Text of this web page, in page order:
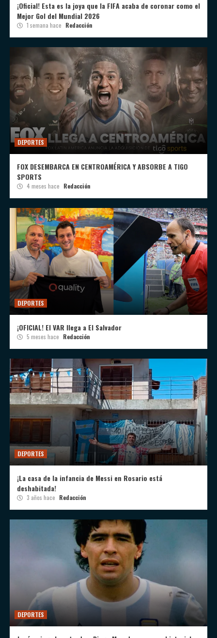
¡Oficial! Esta es la joya que la FIFA acaba de coronar como el
Mejor Gol del Mundial 2026
1 semana hace Redacción
DEPORTES
FOX DESEMBARCA EN CENTROAMÉRICA Y ABSORBE A TIGO
SPORTS
4 meses hace Redacción
DEPORTES
¡OFICIAL! El VAR llega a El Salvador
5 meses hace Redacción
DEPORTES
¡La casa de la infancia de Messi en Rosario está
deshabitada!
3 años hace Redacción
DEPORTES